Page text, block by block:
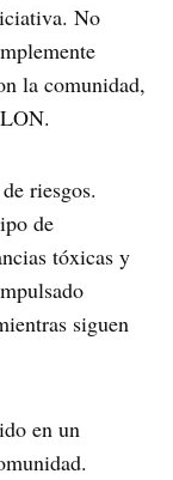
No
la comunidad,
riesgos.
de
tóxicas y
siguen
en un